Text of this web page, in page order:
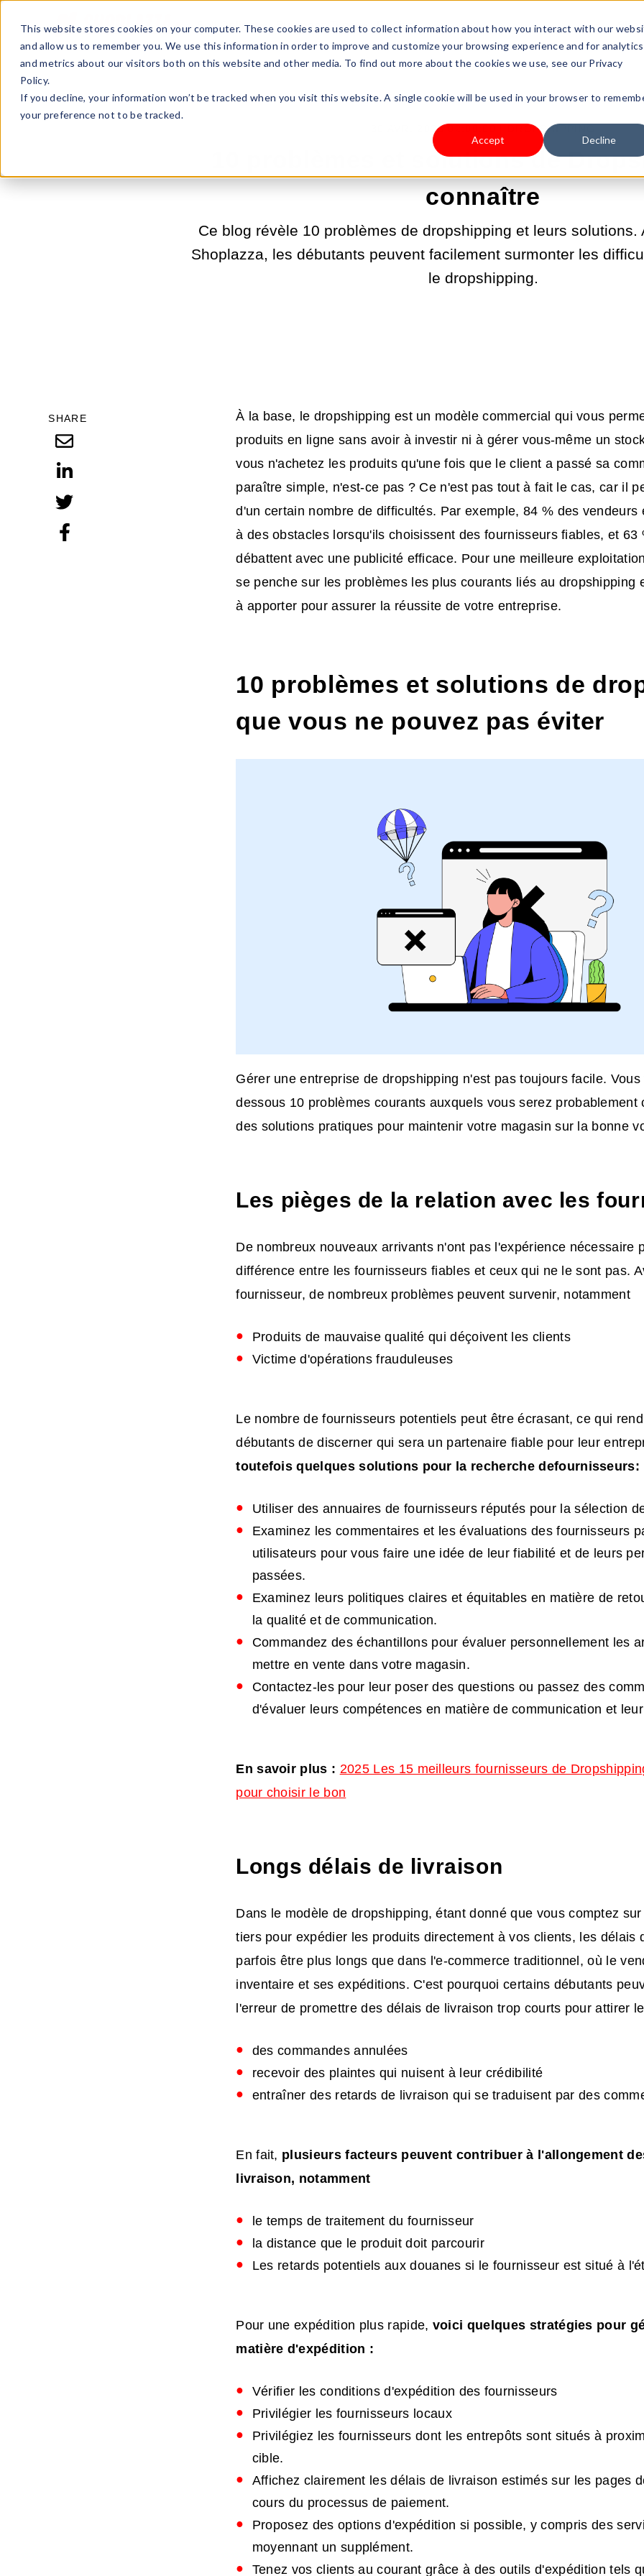
This website stores cookies on your computer. These cookies are used to collect information about how you interact with our
and allow us to remember you. We use this information in order to improve and customize your browsing experience and for analytics
and metrics about our visitors both on this website and other media. To find out more about the cookies we use, see our Privacy
Policy.
If you decline, your information won’t be tracked when you visit this website. A single cookie will be used in your browser to
your preference not to be tracked.
Accept Decline
Sell Online Business Type Pricing
30 AVR. 2025 02:00:00 | DROPSHIPPING
10 problèmes et solutions de
connaître
Ce blog révèle 10 problèmes de dropshipping et leurs solutions.
Shoplazza, les débutants peuvent facilement surmonter les
le dropshipping.
SHARE
À la base, le dropshipping est un modèle commercial qui vous
produits en ligne sans avoir à investir ni à gérer vous-même un
vous n'achetez les produits qu'une fois que le client a passé sa
paraître simple, n'est-ce pas ? Ce n'est pas tout à fait le cas, car il
d'un certain nombre de difficultés. Par exemple, 84 % des vendeurs
à des obstacles lorsqu'ils choisissent des fournisseurs fiables, et 63
débattent avec une publicité efficace. Pour une meilleure
se penche sur les problèmes les plus courants liés au dropshipping
à apporter pour assurer la réussite de votre entreprise.
10 problèmes et solutions de
que vous ne pouvez pas éviter
Gérer une entreprise de dropshipping n'est pas toujours facile.
dessous 10 problèmes courants auxquels vous serez probablement
des solutions pratiques pour maintenir votre magasin sur la bonne
Les pièges de la relation avec les
De nombreux nouveaux arrivants n'ont pas l'expérience nécessaire
différence entre les fournisseurs fiables et ceux qui ne le sont pas.
fournisseur, de nombreux problèmes peuvent survenir, notamment
Produits de mauvaise qualité qui déçoivent les clients
Victime d'opérations frauduleuses
Le nombre de fournisseurs potentiels peut être écrasant, ce qui
débutants de discerner qui sera un partenaire fiable pour leur
toutefois quelques solutions pour la recherche defournisseurs:
Utiliser des annuaires de fournisseurs réputés pour la sélection
Examinez les commentaires et les évaluations des fournisseurs
utilisateurs pour vous faire une idée de leur fiabilité et de leurs
passées.
Examinez leurs politiques claires et équitables en matière de
la qualité et de communication.
Commandez des échantillons pour évaluer personnellement les
mettre en vente dans votre magasin.
Contactez-les pour leur poser des questions ou passez des
d'évaluer leurs compétences en matière de communication et
En savoir plus : 2025 Les 15 meilleurs fournisseurs de
pour choisir le bon
Longs délais de livraison
Dans le modèle de dropshipping, étant donné que vous comptez
tiers pour expédier les produits directement à vos clients, les délais
parfois être plus longs que dans l'e-commerce traditionnel, où le
inventaire et ses expéditions. C'est pourquoi certains débutants
l'erreur de promettre des délais de livraison trop courts pour attirer
des commandes annulées
recevoir des plaintes qui nuisent à leur crédibilité
entraîner des retards de livraison qui se traduisent par des
En fait, plusieurs facteurs peuvent contribuer à l'allongement
livraison, notamment
le temps de traitement du fournisseur
la distance que le produit doit parcourir
Les retards potentiels aux douanes si le fournisseur est situé à
Pour une expédition plus rapide, voici quelques stratégies pour
matière d'expédition :
Vérifier les conditions d'expédition des fournisseurs
Privilégier les fournisseurs locaux
Privilégiez les fournisseurs dont les entrepôts sont situés à
cible.
Affichez clairement les délais de livraison estimés sur les pages
cours du processus de paiement.
Proposez des options d'expédition si possible, y compris des
moyennant un supplément.
Tenez vos clients au courant grâce à des outils d'expédition tels